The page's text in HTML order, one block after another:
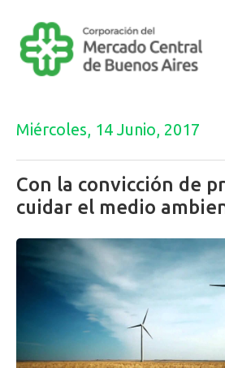
Miércoles, 14 Junio, 2017
Con la convicción de
cuidar el medio